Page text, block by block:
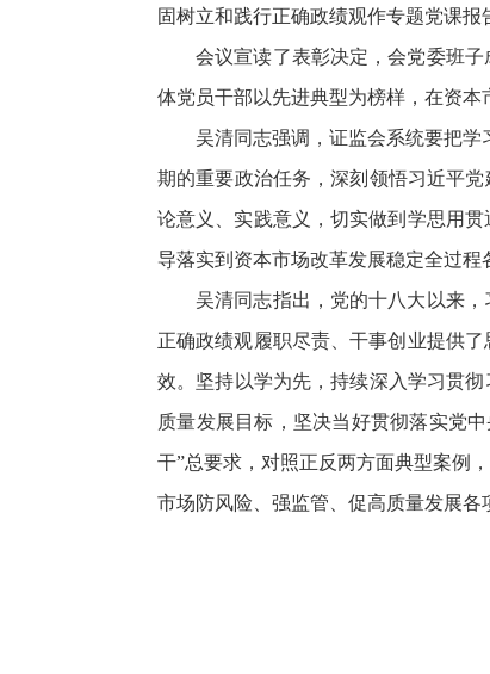
固树立和践行正确政绩观作专题党课报
会议宣读了表彰决定，会党委班
体党员干部以先进典型为榜样，在资本
吴清同志强调，证监会系统要把
期的重要政治任务，深刻领悟习近平
论意义、实践意义，切实做到学思用
导落实到资本市场改革发展稳定全过程
吴清同志指出，党的十八大以来
正确政绩观履职尽责、干事创业提供
效。坚持以学为先，持续深入学习贯
质量发展目标，坚决当好贯彻落实党
干”总要求，对照正反两方面典型案例
市场防风险、强监管、促高质量发展各